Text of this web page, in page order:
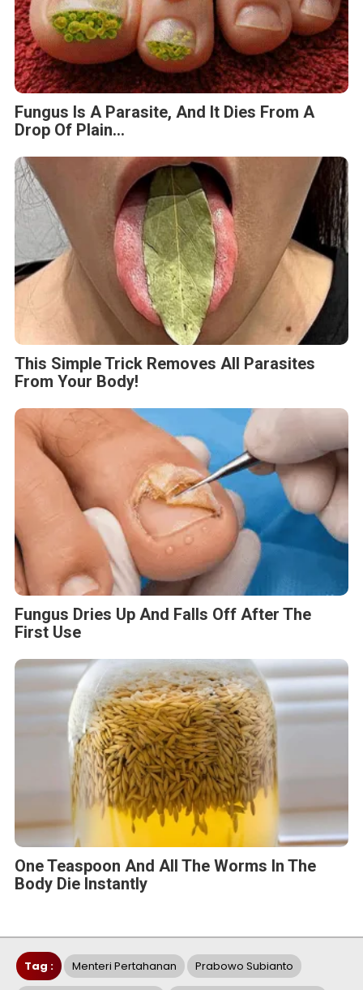
Fungus Is A Parasite, And It Dies From A
Drop Of Plain...
This Simple Trick Removes All Parasites
From Your Body!
Fungus Dries Up And Falls Off After The
First Use
One Teaspoon And All The Worms In The
Body Die Instantly
Tag : Menteri Pertahanan Prabowo Subianto